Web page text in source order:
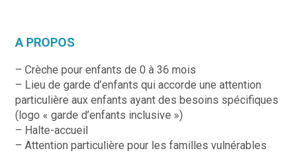
A PROPOS
– Crèche pour enfants de 0 à 36 mois
– Lieu de garde d’enfants qui accorde une attention
particulière aux enfants ayant des besoins spécifiques
(logo « garde d’enfants inclusive »)
– Halte-accueil
– Attention particulière pour les familles vulnérables